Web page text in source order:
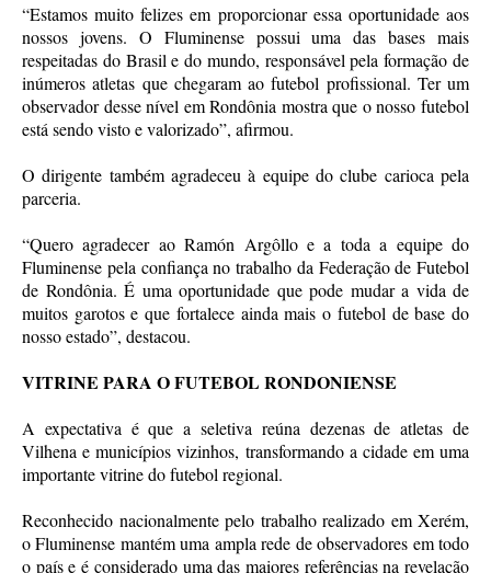
“Estamos muito felizes em proporcionar essa oportunidade aos
nossos jovens. O Fluminense possui uma das bases mais
respeitadas do Brasil e do mundo, responsável pela formação de
inúmeros atletas que chegaram ao futebol profissional. Ter um
observador desse nível em Rondônia mostra que o nosso futebol
está sendo visto e valorizado”, afirmou.
O dirigente também agradeceu à equipe do clube carioca pela
parceria.
“Quero agradecer ao Ramón Argôllo e a toda a equipe do
Fluminense pela confiança no trabalho da Federação de Futebol
de Rondônia. É uma oportunidade que pode mudar a vida de
muitos garotos e que fortalece ainda mais o futebol de base do
nosso estado”, destacou.
VITRINE PARA O FUTEBOL RONDONIENSE
A expectativa é que a seletiva reúna dezenas de atletas de
Vilhena e municípios vizinhos, transformando a cidade em uma
importante vitrine do futebol regional.
Reconhecido nacionalmente pelo trabalho realizado em Xerém,
o Fluminense mantém uma ampla rede de observadores em todo
o país e é considerado uma das maiores referências na revelação